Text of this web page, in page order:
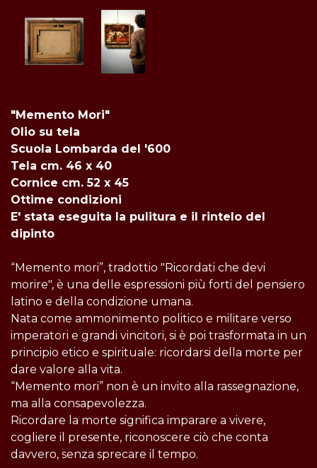
"Memento Mori"
Olio su tela
Scuola Lombarda del '600
Tela cm. 46 x 40
Cornice cm. 52 x 45
Ottime condizioni
E' stata eseguita la pulitura e il rintelo del
dipinto
“Memento mori”, tradottio "Ricordati che devi
morire", è una delle espressioni più forti del pensiero
latino e della condizione umana.
Nata come ammonimento politico e militare verso
imperatori e grandi vincitori, si è poi trasformata in un
principio etico e spirituale: ricordarsi della morte per
dare valore alla vita.
“Memento mori” non è un invito alla rassegnazione,
ma alla consapevolezza.
Ricordare la morte significa imparare a vivere,
cogliere il presente, riconoscere ciò che conta
davvero, senza sprecare il tempo.